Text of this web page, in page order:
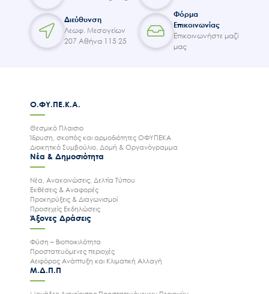
Διεύθυνση
Λεωφ. Μεσογείων
207 Αθήνα 115 25
Φόρμα
Επικοινωνίας
Επικοινωνήστε μαζί
μας
Ο.ΦΥ.ΠΕ.Κ.Α.
Θεσμικό Πλαισιο
Ίδρυση, σκοπός και αρμοδιότητες ΟΦΥΠΕΚΑ
Διοικητικό Συμβούλιο, Δομή & Οργανόγραμμα
Νέα & Δημοσιότητα
Νέα, Ανακοινώσεις, Δελτία Τύπου
Εκθέσεις & Αναφορές
Προκηρύξεις & Διαγωνισμοί
Προσεχείς Εκδηλώσεις
Άξονες Δράσεις
Φύση – Βιοποικιλότητα
Προστατευόμενες περιοχές
Αειφόρος Ανάπτυξη και Κλιματική Αλλαγή
Μ.Δ.Π.Π